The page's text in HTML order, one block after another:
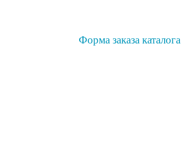
Форма заказа каталога